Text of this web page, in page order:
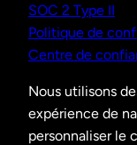
SOC 2 Type II
Politique de
Centre de
Nous utilisons
expérience de
personnaliser le